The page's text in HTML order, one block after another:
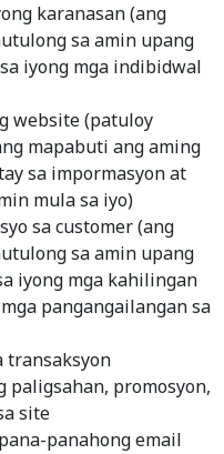
karanasan (ang
sa amin upang
iyong mga indibidwal
website (patuloy
mapabuti ang aming
sa impormasyon at
mula sa iyo)
sa customer (ang
sa amin upang
iyong mga kahilingan
pangangailangan sa
transaksyon
paligsahan, promosyon,
site
panahong email